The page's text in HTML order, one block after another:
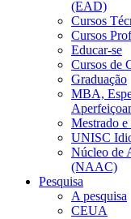
(EAD)
Cursos
Cursos
Educar-se
Cursos de
Graduação
MBA,
Mestrado
UNISC
Núcleo de
(NAAC)
Pesquisa
A pesquisa
CEUA